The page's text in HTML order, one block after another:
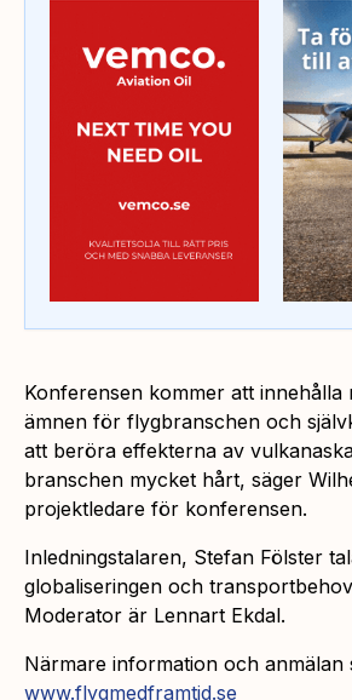
Konferensen kommer att innehålla
ämnen för flygbranschen och
att beröra effekterna av
branschen mycket hårt, säger
projektledare för konferensen.
Inledningstalaren, Stefan Fölster
globaliseringen och
Moderator är Lennart Ekdal.
Närmare information och anmälan
www.flygmedframtid.se